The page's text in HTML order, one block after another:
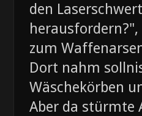
den
zum
Dort nahm
Wäschekörben
Aber da stürmte